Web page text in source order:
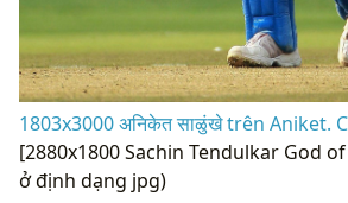
1803x3000 अनिकेत साळुंखे trên Aniket.
[2880x1800 Sachin Tendulkar God
ở định dạng jpg)